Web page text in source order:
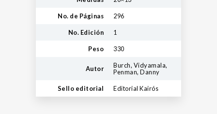
No. de Páginas 296
No. Edición 1
Peso 330
Autor
Burch, Vidyamala,
Penman, Danny
Sello editorial Editorial Kairós